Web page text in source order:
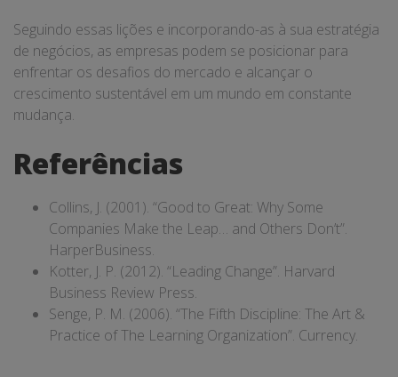
Seguindo essas lições e incorporando-as à sua estratégia
de negócios, as empresas podem se posicionar para
enfrentar os desafios do mercado e alcançar o
crescimento sustentável em um mundo em constante
mudança.
Referências
Collins, J. (2001). “Good to Great: Why Some
Companies Make the Leap… and Others Don’t”.
HarperBusiness.
Kotter, J. P. (2012). “Leading Change”. Harvard
Business Review Press.
Senge, P. M. (2006). “The Fifth Discipline: The Art &
Practice of The Learning Organization”. Currency.